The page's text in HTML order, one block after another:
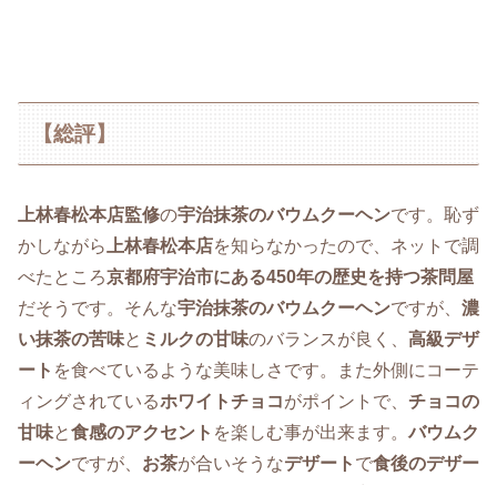
【総評】
上林春松本店監修の宇治抹茶のバウムクーヘンです。恥ず
かしながら上林春松本店を知らなかったので、ネットで調
べたところ京都府宇治市にある450年の歴史を持つ茶問屋
だそうです。そんな宇治抹茶のバウムクーヘンですが、 濃
い抹茶の苦味と ミルクの甘味のバランスが良く、 高級デザ
ート を食べているような美味しさです。また外側にコーテ
ィングされているホワイトチョコがポイントで、 チョコの
甘味と食感のアクセント を楽しむ事が出来ます。 バウムク
ーヘンですが、 お茶が合いそうなデザート で食後のデザー